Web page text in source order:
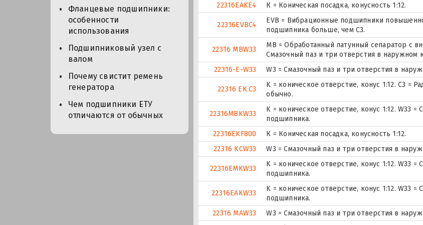
Фланцевые подшипники:
особенности
использования
Подшипниковый узел с
валом
Почему свистит ремень
генератора
Чем подшипники ЕТУ
отличаются от обычных
22316EAKE4
К = Коническая посадка, конусность 1:12.
22316EVBC4
EVB = Вибрационные подшипники
подшипника больше, чем C3.
22316 MBW33
MB = Обработанный латунный сепаратор с
Смазочный паз и три отверстия в наружном
22316-E-W33
W3 = Смазочный паз и три отверстия в
22316 EK.C3
K = коническое отверстие, конус 1:12. C3 =
обычно.
22316MBKW33
K = коническое отверстие, конус 1:12. W33
подшипника.
22316EKF800
К = Коническая посадка, конусность 1:12.
22316 KCW33
W3 = Смазочный паз и три отверстия в
22316EMKW33
K = коническое отверстие, конус 1:12. W33
подшипника.
22316EAKW33
K = коническое отверстие, конус 1:12. W33
подшипника.
22316 MAW33
W3 = Смазочный паз и три отверстия в